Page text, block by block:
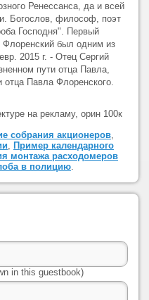
Ренессанса, да и всей
Богослов, философ, поэт
Господня". Первый
Флоренский был одним из
2015 г. - Отец Сергий
пути отца Павла,
Павла Флоренского.
на рекламу, орин 100к
собрания акционеров,
, Пример календарного
монтажа расходомеров
в полицию.
in this guestbook)